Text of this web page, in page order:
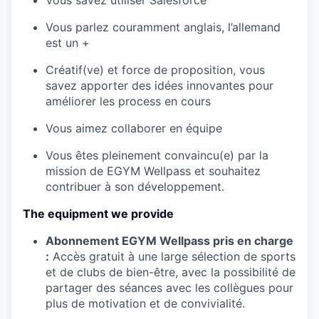
Vous parlez couramment anglais, l’allemand
est un +
Créatif(ve) et force de proposition, vous
savez apporter des idées innovantes pour
améliorer les process en cours
Vous aimez collaborer en équipe
Vous êtes pleinement convaincu(e) par la
mission de EGYM Wellpass et souhaitez
contribuer à son développement.
The equipment we provide
Abonnement EGYM Wellpass pris en charge
: Accès gratuit à une large sélection de sports
et de clubs de bien-être, avec la possibilité de
partager des séances avec les collègues pour
plus de motivation et de convivialité.